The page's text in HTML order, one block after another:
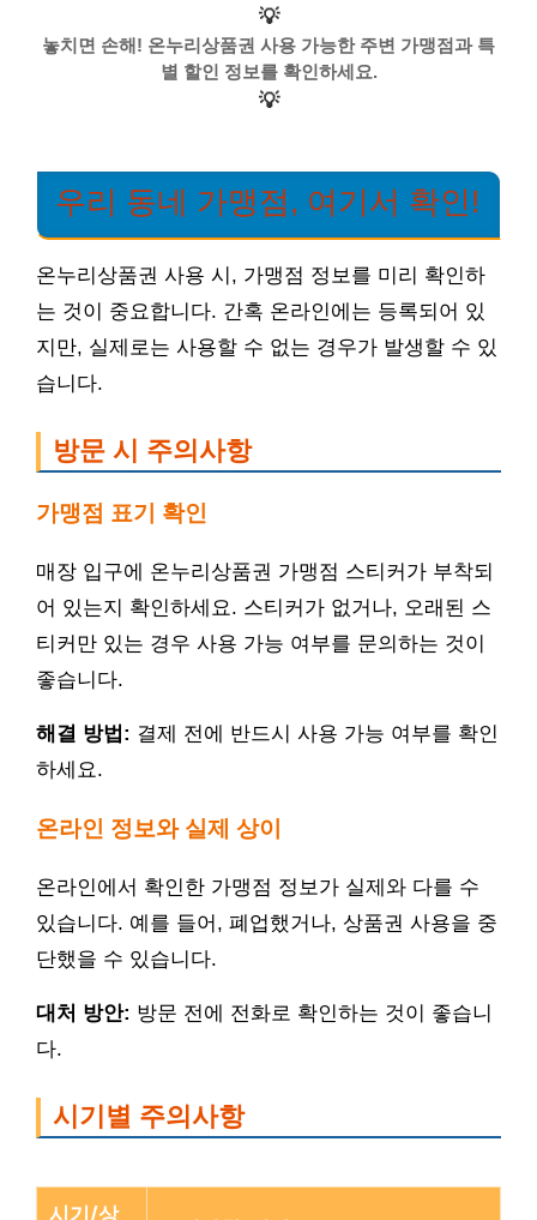
💡
놓치면 손해! 온누리상품권 사용 가능한 주변 가맹점과 특
별 할인 정보를 확인하세요.
💡
우리 동네 가맹점, 여기서 확인!
온누리상품권 사용 시, 가맹점 정보를 미리 확인하
는 것이 중요합니다. 간혹 온라인에는 등록되어 있
지만, 실제로는 사용할 수 없는 경우가 발생할 수 있
습니다.
방문 시 주의사항
가맹점 표기 확인
매장 입구에 온누리상품권 가맹점 스티커가 부착되
어 있는지 확인하세요. 스티커가 없거나, 오래된 스
티커만 있는 경우 사용 가능 여부를 문의하는 것이
좋습니다.
해결 방법: 결제 전에 반드시 사용 가능 여부를 확인
하세요.
온라인 정보와 실제 상이
온라인에서 확인한 가맹점 정보가 실제와 다를 수
있습니다. 예를 들어, 폐업했거나, 상품권 사용을 중
단했을 수 있습니다.
대처 방안: 방문 전에 전화로 확인하는 것이 좋습니
다.
시기별 주의사항
시기/상